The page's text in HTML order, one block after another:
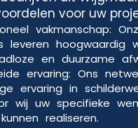
voor uw
vakmanschap:
leveren hoogwaardig
en duurzame
ervaring: Ons
ervaring in
wij uw specifieke
realiseren.